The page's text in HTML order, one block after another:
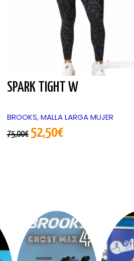
SPARK TIGHT W
BROOKS, MALLA LARGA MUJER
75,00€ 52,50€